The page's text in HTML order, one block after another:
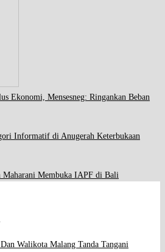
Ekonomi, Mensesneg: Ringankan Beban
Informatif di Anugerah Keterbukaan
Membuka IAPF di Bali
Walikota Malang Tanda Tangani